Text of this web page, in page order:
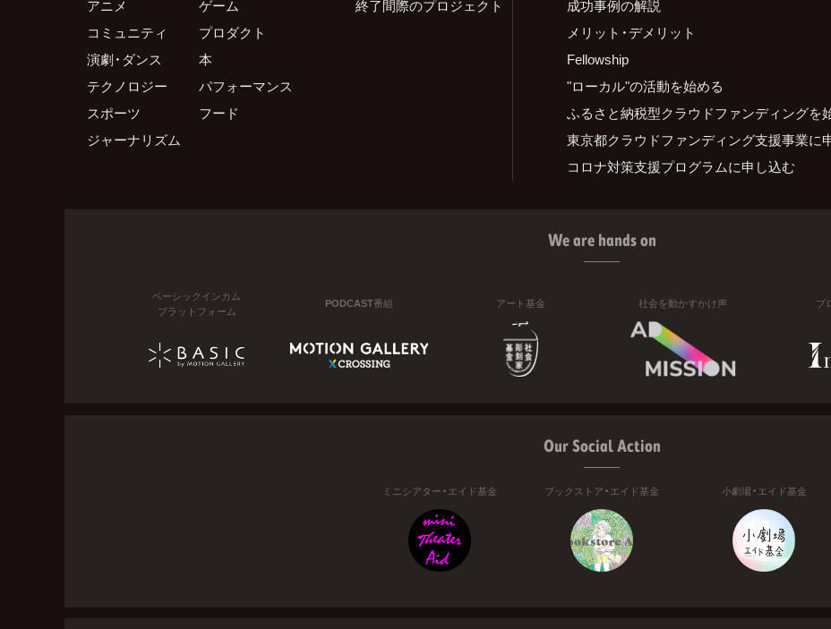
アニメ
ゲーム
コミュニティ
プロダクト
演劇・ダンス
本
テクノロジー
パフォーマンス
スポーツ
フード
ジャーナリズム
終了間際のプロジェクト
成功事例の解説
メリット・デメリット
Fellowship
"ローカル"の活動を始める
ふるさと納税型クラウドファンディングを
東京都クラウドファンディング支援事業に
コロナ対策支援プログラムに申し込む
We are hands on
ベーシックインカム
プラットフォーム
PODCAST番組 アート基金 社会を動かすかけ声 プ
Our Social Action
ミニシアター・エイド基金 ブックストア・エイド基金 小劇場・エイド基金